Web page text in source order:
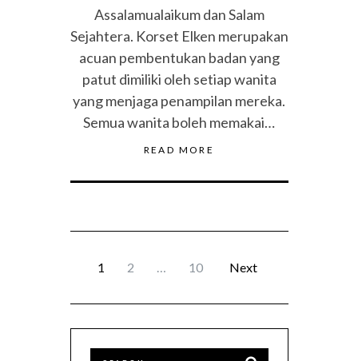
Assalamualaikum dan Salam
Sejahtera. Korset Elken merupakan
acuan pembentukan badan yang
patut dimiliki oleh setiap wanita
yang menjaga penampilan mereka.
Semua wanita boleh memakai…
READ MORE
1 2 … 10 Next